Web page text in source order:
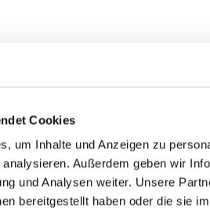
Cookies
um Inhalte und Anzeigen zu
Außerdem geben wir
und Analysen weiter. Unsere
bereitgestellt haben oder die sie